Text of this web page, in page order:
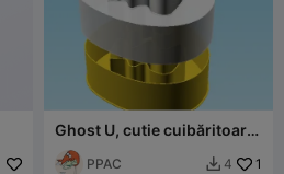
Ghost U, cutie cuibăritoare
(v2)
PPAC  4 1